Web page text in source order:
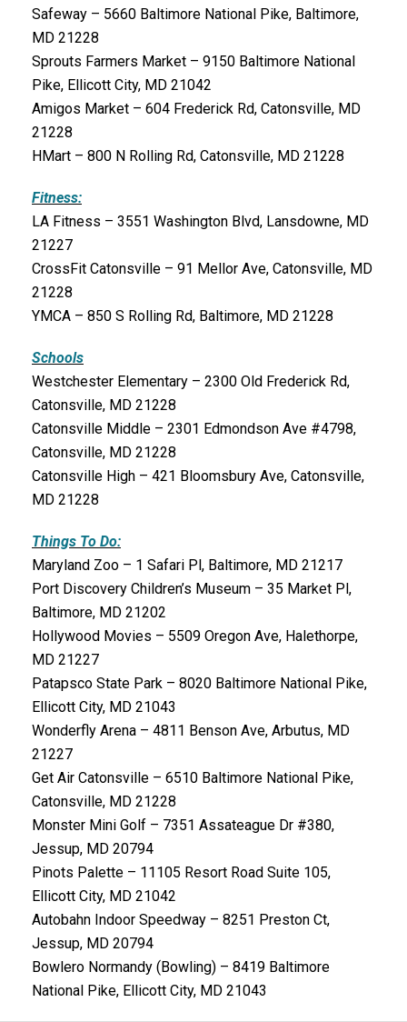
Safeway – 5660 Baltimore National Pike, Baltimore,
MD 21228
Sprouts Farmers Market – 9150 Baltimore National
Pike, Ellicott City, MD 21042
Amigos Market – 604 Frederick Rd, Catonsville, MD
21228
HMart – 800 N Rolling Rd, Catonsville, MD 21228
Fitness:
LA Fitness – 3551 Washington Blvd, Lansdowne, MD
21227
CrossFit Catonsville – 91 Mellor Ave, Catonsville, MD
21228
YMCA – 850 S Rolling Rd, Baltimore, MD 21228
Schools
Westchester Elementary – 2300 Old Frederick Rd,
Catonsville, MD 21228
Catonsville Middle – 2301 Edmondson Ave #4798,
Catonsville, MD 21228
Catonsville High – 421 Bloomsbury Ave, Catonsville,
MD 21228
Things To Do:
Maryland Zoo – 1 Safari Pl, Baltimore, MD 21217
Port Discovery Children’s Museum – 35 Market Pl,
Baltimore, MD 21202
Hollywood Movies – 5509 Oregon Ave, Halethorpe,
MD 21227
Patapsco State Park – 8020 Baltimore National Pike,
Ellicott City, MD 21043
Wonderfly Arena – 4811 Benson Ave, Arbutus, MD
21227
Get Air Catonsville – 6510 Baltimore National Pike,
Catonsville, MD 21228
Monster Mini Golf – 7351 Assateague Dr #380,
Jessup, MD 20794
Pinots Palette – 11105 Resort Road Suite 105,
Ellicott City, MD 21042
Autobahn Indoor Speedway – 8251 Preston Ct,
Jessup, MD 20794
Bowlero Normandy (Bowling) – 8419 Baltimore
National Pike, Ellicott City, MD 21043